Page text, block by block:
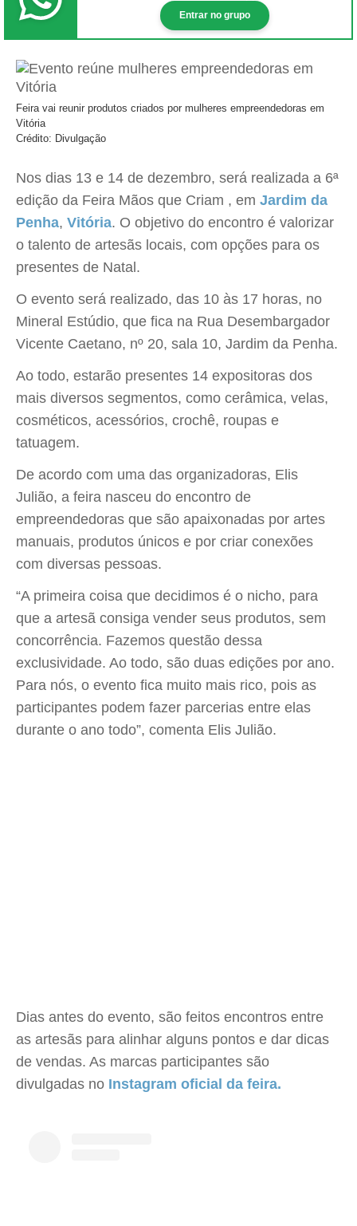
Entrar no grupo
Feira vai reunir produtos criados por mulheres empreendedoras em
Vitória
Crédito: Divulgação
Nos dias 13 e 14 de dezembro, será realizada a 6ª
edição da Feira Mãos que Criam , em Jardim da
Penha, Vitória. O objetivo do encontro é valorizar
o talento de artesãs locais, com opções para os
presentes de Natal.
O evento será realizado, das 10 às 17 horas, no
Mineral Estúdio, que fica na Rua Desembargador
Vicente Caetano, nº 20, sala 10, Jardim da Penha.
Ao todo, estarão presentes 14 expositoras dos
mais diversos segmentos, como cerâmica, velas,
cosméticos, acessórios, crochê, roupas e
tatuagem.
De acordo com uma das organizadoras, Elis
Julião, a feira nasceu do encontro de
empreendedoras que são apaixonadas por artes
manuais, produtos únicos e por criar conexões
com diversas pessoas.
“A primeira coisa que decidimos é o nicho, para
que a artesã consiga vender seus produtos, sem
concorrência. Fazemos questão dessa
exclusividade. Ao todo, são duas edições por ano.
Para nós, o evento fica muito mais rico, pois as
participantes podem fazer parcerias entre elas
durante o ano todo”, comenta Elis Julião.
Dias antes do evento, são feitos encontros entre
as artesãs para alinhar alguns pontos e dar dicas
de vendas. As marcas participantes são
divulgadas no Instagram oficial da feira.